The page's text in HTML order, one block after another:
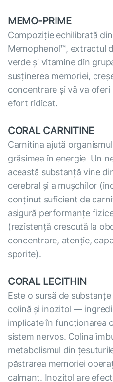
MEMO-PRIME
Compoziție echilibrată
Memophenol™, extractul
verde și vitamine din
susținerea memoriei,
concentrare și vă va oferi
efort ridicat.
CORAL CARNITINE
Carnitina ajută
grăsimea în energie. Un
această substanță vine
cerebral și a mușchilor
conținut suficient de
asigură performanțe
(rezistență crescută la
concentrare, atenție,
sporite).
CORAL LECITHIN
Este o sursă de
colină și inozitol —
implicate în funcționarea
sistem nervos. Colina
metabolismul din
păstrarea memoriei
calmant. Inozitol are